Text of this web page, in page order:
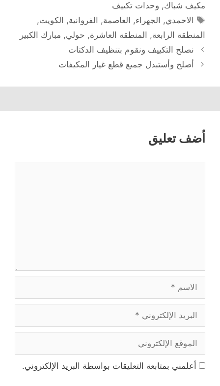
مكيف شباك, وحدات تكييف
الوسوم
الاحمدي, الجهراء, العاصمة, الفروانية, الكويت,
المنطقة الرابعة, المنطقة العاشرة, حولي, مبارك الكبير
نصلح التكييف ونقوم بتنظيف الدكتات
أصلح وأستبدل جميع قطع غيار المكيفات
أضف تعليق
الإلكتروني
الإلكتروني
أعلمني بمتابعة التعليقات بواسطة البريد الإلكتروني.